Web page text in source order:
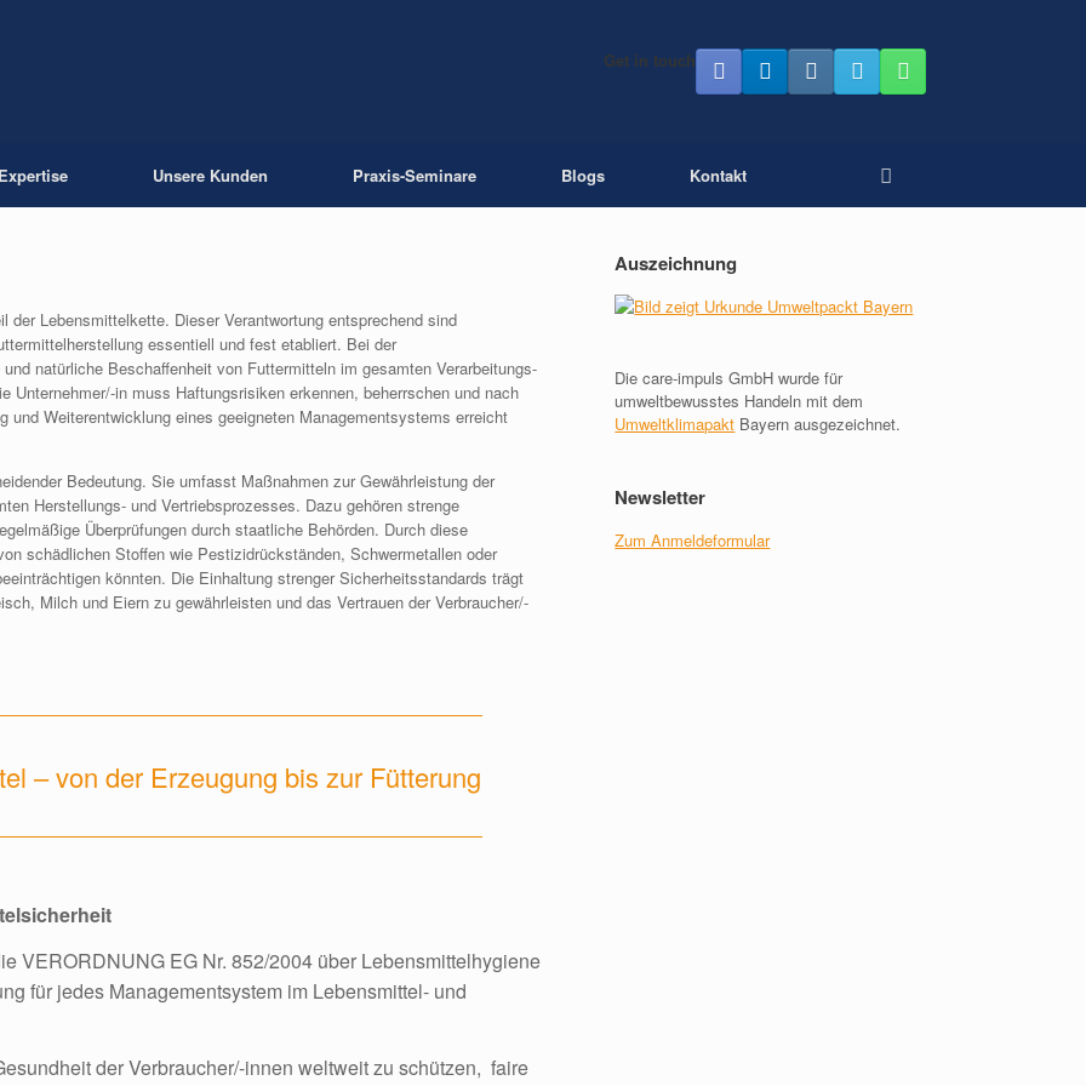
Get in touch
Unsere Kunden Praxis-Seminare Blogs Kontakt
Lebensmittelkette. Dieser Verantwortung entsprechend sind
essentiell und fest etabliert. Bei der
natürliche Beschaffenheit von Futtermitteln im gesamten Verarbeitungs-
Unternehmer/-in muss Haftungsrisiken erkennen, beherrschen und nach
Weiterentwicklung eines geeigneten Managementsystems erreicht
Bedeutung. Sie umfasst Maßnahmen zur Gewährleistung der
Herstellungs- und Vertriebsprozesses. Dazu gehören strenge
Überprüfungen durch staatliche Behörden. Durch diese
schädlichen Stoffen wie Pestizidrückständen, Schwermetallen oder
könnten. Die Einhaltung strenger Sicherheitsstandards trägt
Milch und Eiern zu gewährleisten und das Vertrauen der Verbraucher/-
– von der Erzeugung bis zur Fütterung
VERORDNUNG EG Nr. 852/2004 über Lebensmittelhygiene
für jedes Managementsystem im Lebensmittel- und
der Verbraucher/-innen weltweit zu schützen, faire
Auszeichnung
Die care-impuls GmbH wurde für
umweltbewusstes Handeln mit dem
Umweltklimapakt Bayern ausgezeichnet.
Newsletter
Zum Anmeldeformular